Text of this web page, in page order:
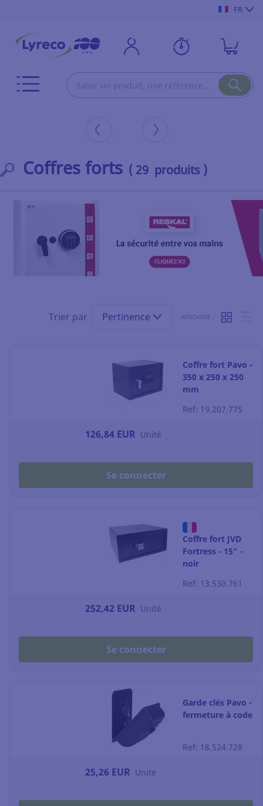
FR
Coffres forts ( 29 produits )
Trier par Pertinence AFFICHAGE :
Coffre fort Pavo -
350 x 250 x 250
mm
Ref: 19.207.775
126,84 EUR Unité
Se connecter
Coffre fort JVD
Fortress - 15" -
noir
Ref: 13.530.761
252,42 EUR Unité
Se connecter
Garde clés Pavo -
fermeture à code
Ref: 18.524.728
25,26 EUR Unité